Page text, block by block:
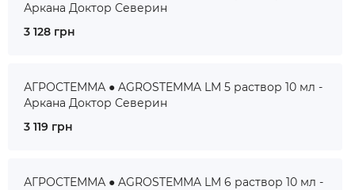
Аркана Доктор Северин
3 128 грн
АГРОСТЕММА ● AGROSTEMMA LM 5 раствор 10 мл -
Аркана Доктор Северин
3 119 грн
АГРОСТЕММА ● AGROSTEMMA LM 6 раствор 10 мл -